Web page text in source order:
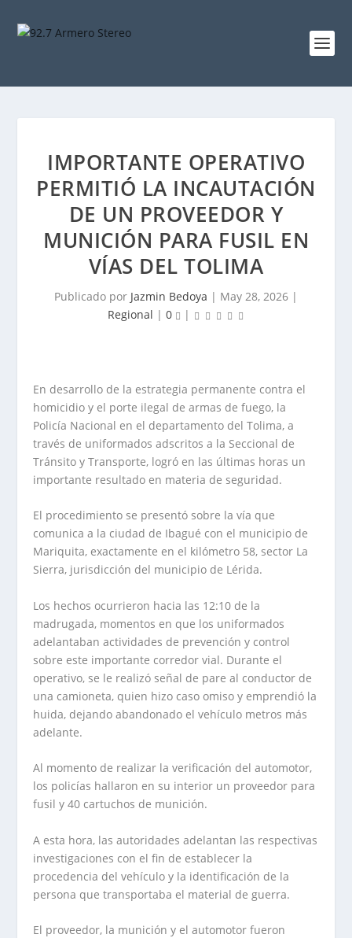
IMPORTANTE OPERATIVO
PERMITIÓ LA INCAUTACIÓN
DE UN PROVEEDOR Y
MUNICIÓN PARA FUSIL EN
VÍAS DEL TOLIMA
Publicado por Jazmin Bedoya | May 28, 2026 |
Regional | 0 |
En desarrollo de la estrategia permanente contra el
homicidio y el porte ilegal de armas de fuego, la
Policía Nacional en el departamento del Tolima, a
través de uniformados adscritos a la Seccional de
Tránsito y Transporte, logró en las últimas horas un
importante resultado en materia de seguridad.
El procedimiento se presentó sobre la vía que
comunica a la ciudad de Ibagué con el municipio de
Mariquita, exactamente en el kilómetro 58, sector La
Sierra, jurisdicción del municipio de Lérida.
Los hechos ocurrieron hacia las 12:10 de la
madrugada, momentos en que los uniformados
adelantaban actividades de prevención y control
sobre este importante corredor vial. Durante el
operativo, se le realizó señal de pare al conductor de
una camioneta, quien hizo caso omiso y emprendió la
huida, dejando abandonado el vehículo metros más
adelante.
Al momento de realizar la verificación del automotor,
los policías hallaron en su interior un proveedor para
fusil y 40 cartuchos de munición.
A esta hora, las autoridades adelantan las respectivas
investigaciones con el fin de establecer la
procedencia del vehículo y la identificación de la
persona que transportaba el material de guerra.
El proveedor, la munición y el automotor fueron